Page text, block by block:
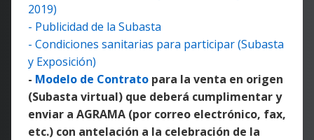
2019)
- Publicidad de la Subasta
- Condiciones sanitarias para participar (Subasta
y Exposición)
- Modelo de Contrato para la venta en origen
(Subasta virtual) que deberá cumplimentar y
enviar a AGRAMA (por correo electrónico, fax,
etc.) con antelación a la celebración de la